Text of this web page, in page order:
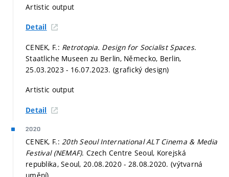
Artistic output
Detail
CENEK, F.: Retrotopia. Design for Socialist Spaces.
Staatliche Museen zu Berlin, Německo, Berlin,
25.03.2023 - 16.07.2023. (grafický design)
Artistic output
Detail
2020
CENEK, F.:20th Seoul International ALT Cinema & Media
Festival (NEMAF). Czech Centre Seoul, Korejská
republika, Seoul, 20.08.2020 - 28.08.2020. (výtvarná